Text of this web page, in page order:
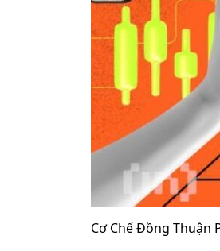
Cơ Chế Đồng Thuận